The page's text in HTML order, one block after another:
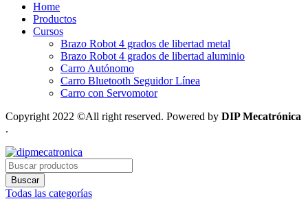
Home
Productos
Cursos
Brazo Robot 4 grados de libertad metal
Brazo Robot 4 grados de libertad aluminio
Carro Autónomo
Carro Bluetooth Seguidor Línea
Carro con Servomotor
Copyright 2022 ©All right reserved. Powered by DIP Mecatrónica
.
Búsqueda
de
productos
Buscar
Todas las categorías